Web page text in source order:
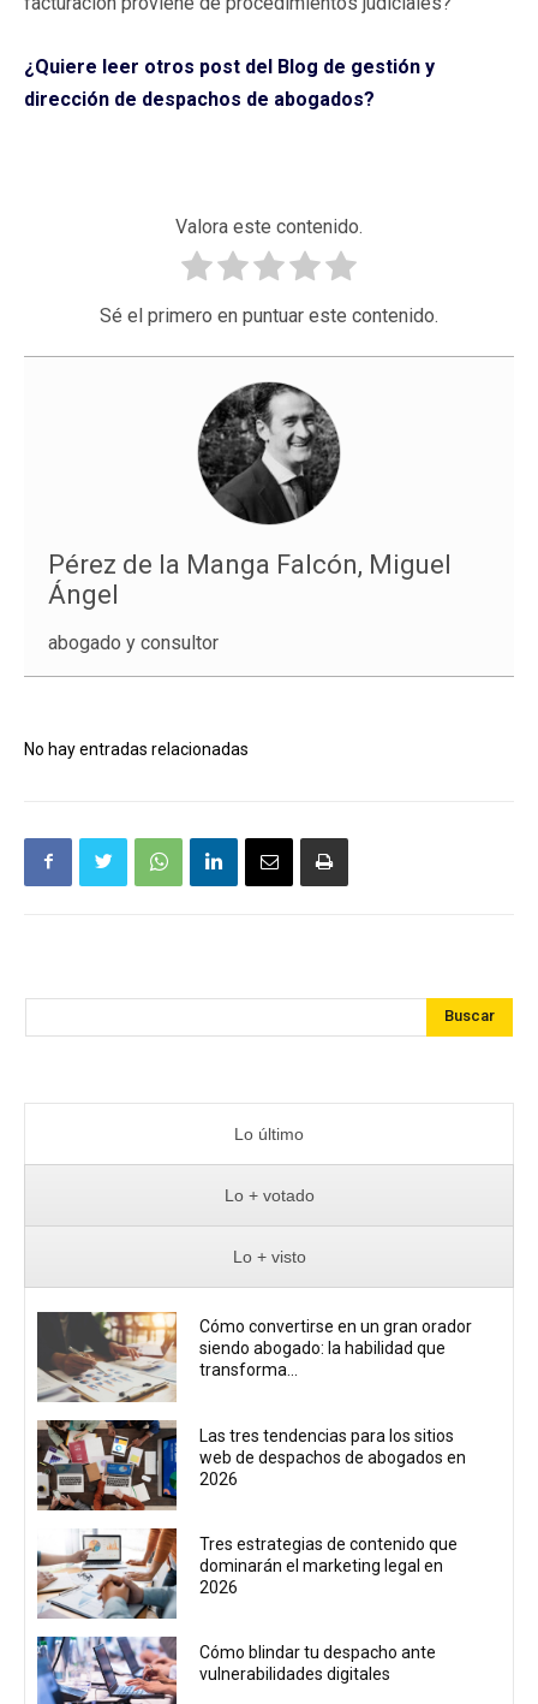
¿Quiere leer otros post del Blog de gestión y
dirección de despachos de abogados?
Valora este contenido.
Sé el primero en puntuar este contenido.
Pérez de la Manga Falcón, Miguel
Ángel
abogado y consultor
No hay entradas relacionadas
Buscar
Lo último
Lo + votado
Lo + visto
Cómo convertirse en un gran orador
siendo abogado: la habilidad que
transforma...
Las tres tendencias para los sitios
web de despachos de abogados en
2026
Tres estrategias de contenido que
dominarán el marketing legal en
2026
Cómo blindar tu despacho ante
vulnerabilidades digitales